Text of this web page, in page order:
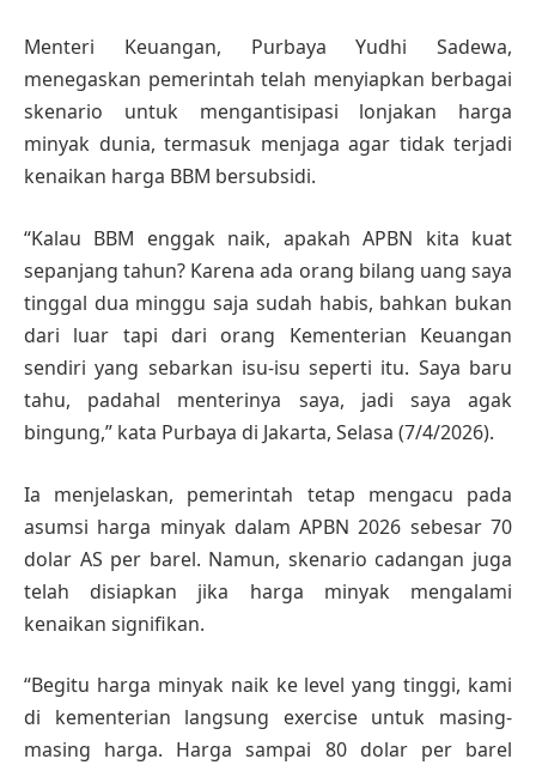
Menteri Keuangan, Purbaya Yudhi Sadewa,
menegaskan pemerintah telah menyiapkan berbagai
skenario untuk mengantisipasi lonjakan harga
minyak dunia, termasuk menjaga agar tidak terjadi
kenaikan harga BBM bersubsidi.
“Kalau BBM enggak naik, apakah APBN kita kuat
sepanjang tahun? Karena ada orang bilang uang saya
tinggal dua minggu saja sudah habis, bahkan bukan
dari luar tapi dari orang Kementerian Keuangan
sendiri yang sebarkan isu-isu seperti itu. Saya baru
tahu, padahal menterinya saya, jadi saya agak
bingung,” kata Purbaya di Jakarta, Selasa (7/4/2026).
Ia menjelaskan, pemerintah tetap mengacu pada
asumsi harga minyak dalam APBN 2026 sebesar 70
dolar AS per barel. Namun, skenario cadangan juga
telah disiapkan jika harga minyak mengalami
kenaikan signifikan.
“Begitu harga minyak naik ke level yang tinggi, kami
di kementerian langsung exercise untuk masing-
masing harga. Harga sampai 80 dolar per barel